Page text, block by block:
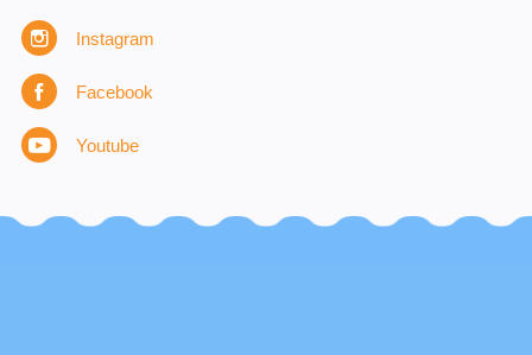
Instagram
Facebook
Youtube